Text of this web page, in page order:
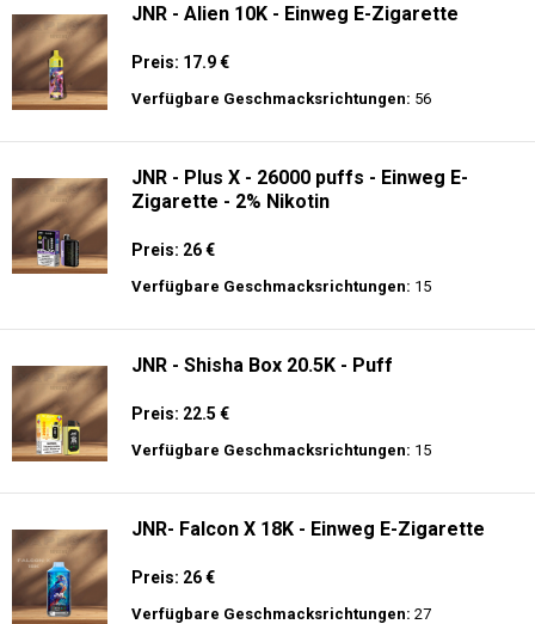
JNR - Alien 10K - Einweg E-Zigarette
Preis: 17.9 €
Verfügbare Geschmacksrichtungen: 56
JNR - Plus X - 26000 puffs - Einweg E-
Zigarette - 2% Nikotin
Preis: 26 €
Verfügbare Geschmacksrichtungen: 15
JNR - Shisha Box 20.5K - Puff
Preis: 22.5 €
Verfügbare Geschmacksrichtungen: 15
JNR- Falcon X 18K - Einweg E-Zigarette
Preis: 26 €
Verfügbare Geschmacksrichtungen: 27